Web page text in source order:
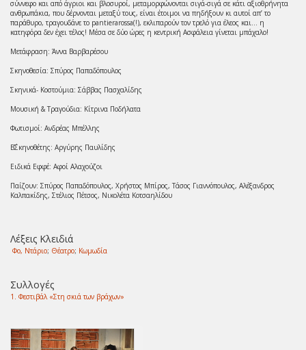
σύννεφο και από άγριοι και βλοσυροί, μεταμορφώνονται σιγά-σιγά σε κάτι αξιοθρήνητα
ανθρωπάκια, που δέρνονται μεταξύ τους, είναι έτοιμοι να πηδήξουν κι αυτοί απ’ το
παράθυρο, τραγουδάνε το pantierarossa(!), εκλιπαρούν τον τρελό για έλεος και… η
κατηφόρα δεν έχει τέλος! Μέσα σε δύο ώρες η κεντρική Ασφάλεια γίνεται μπάχαλο!
Μετάφραση: Άννα Βαρβαρέσου
Σκηνοθεσία: Σπύρος Παπαδόπουλος
Σκηνικά- Κοστούμια: Σάββας Πασχαλίδης
Μουσική & Τραγούδια: Κίτρινα Ποδήλατα
Φωτισμοί: Ανδρέας Μπέλλης
Β΄Σκηνοθέτης: Αργύρης Παυλίδης
Ειδικά Εφφέ: Αφοί Αλαχούζοι
Παίζουν: Σπύρος Παπαδόπουλος, Χρήστος Μπίρος, Τάσος Γιαννόπουλος, Αλέξανδρος
Καλπακίδης, Στέλιος Πέτσος, Νικολέτα Κοτσαηλίδου
Λέξεις Κλειδιά
Φο, Ντάριο; Θέατρο; Κωμωδία
Συλλογές
1. Φεστιβάλ «Στη σκιά των βράχων»